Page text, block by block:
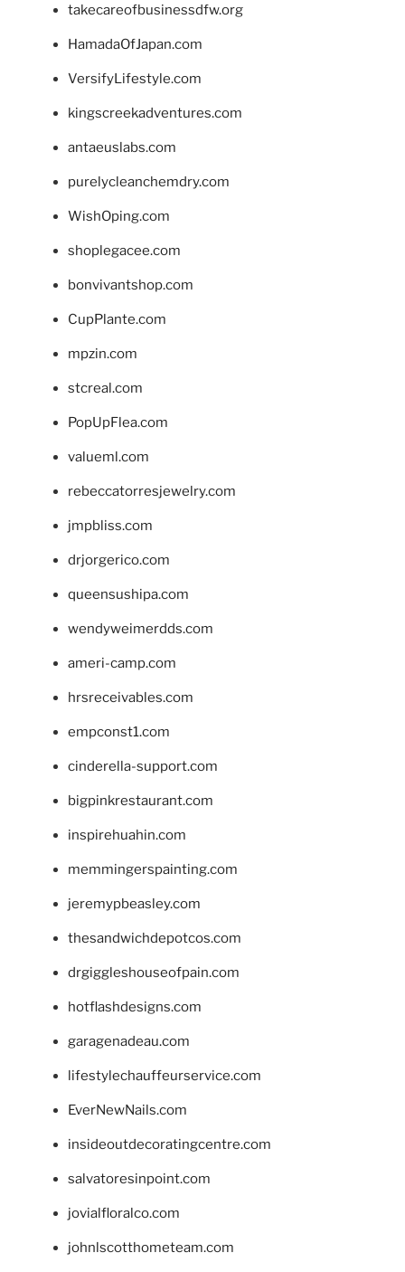
takecareofbusinessdfw.org
HamadaOfJapan.com
VersifyLifestyle.com
kingscreekadventures.com
antaeuslabs.com
purelycleanchemdry.com
WishOping.com
shoplegacee.com
bonvivantshop.com
CupPlante.com
mpzin.com
stcreal.com
PopUpFlea.com
valueml.com
rebeccatorresjewelry.com
jmpbliss.com
drjorgerico.com
queensushipa.com
wendyweimerdds.com
ameri-camp.com
hrsreceivables.com
empconst1.com
cinderella-support.com
bigpinkrestaurant.com
inspirehuahin.com
memmingerspainting.com
jeremypbeasley.com
thesandwichdepotcos.com
drgiggleshouseofpain.com
hotflashdesigns.com
garagenadeau.com
lifestylechauffeurservice.com
EverNewNails.com
insideoutdecoratingcentre.com
salvatoresinpoint.com
jovialfloralco.com
johnlscotthometeam.com